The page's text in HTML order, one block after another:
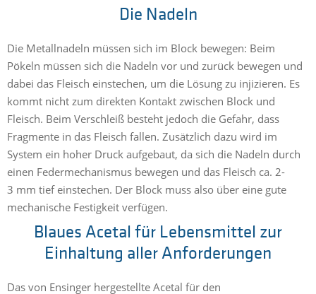
Die Nadeln
Die Metallnadeln müssen sich im Block bewegen: Beim
Pökeln müssen sich die Nadeln vor und zurück bewegen und
dabei das Fleisch einstechen, um die Lösung zu injizieren. Es
kommt nicht zum direkten Kontakt zwischen Block und
Fleisch. Beim Verschleiß besteht jedoch die Gefahr, dass
Fragmente in das Fleisch fallen. Zusätzlich dazu wird im
System ein hoher Druck aufgebaut, da sich die Nadeln durch
einen Federmechanismus bewegen und das Fleisch ca. 2-
3 mm tief einstechen. Der Block muss also über eine gute
mechanische Festigkeit verfügen.
Blaues Acetal für Lebensmittel zur
Einhaltung aller Anforderungen
Das von Ensinger hergestellte Acetal für den